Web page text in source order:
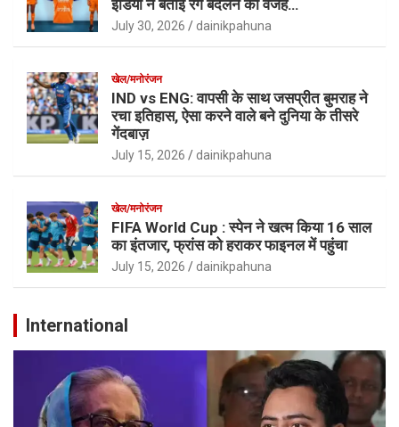
इंडिया ने बताई रंग बदलने की वजह…
July 30, 2026 dainikpahuna
खेल/मनोरंजन
IND vs ENG: वापसी के साथ जसप्रीत बुमराह ने
रचा इतिहास, ऐसा करने वाले बने दुनिया के तीसरे
गेंदबाज़
July 15, 2026 dainikpahuna
खेल/मनोरंजन
FIFA World Cup : स्पेन ने खत्म किया 16 साल
का इंतजार, फ्रांस को हराकर फाइनल में पहुंचा
July 15, 2026 dainikpahuna
International